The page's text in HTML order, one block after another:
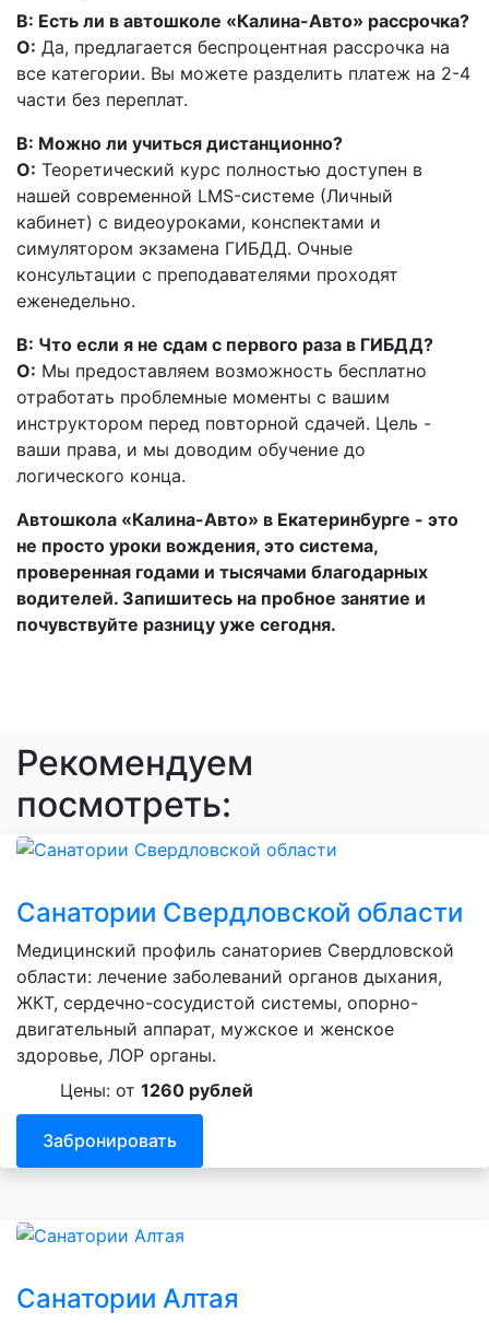
В: Есть ли в автошколе «Калина-Авто» рассрочка?
О: Да, предлагается беспроцентная рассрочка на
все категории. Вы можете разделить платеж на 2-4
части без переплат.
В: Можно ли учиться дистанционно?
О: Теоретический курс полностью доступен в
нашей современной LMS-системе (Личный
кабинет) с видеоуроками, конспектами и
симулятором экзамена ГИБДД. Очные
консультации с преподавателями проходят
еженедельно.
В: Что если я не сдам с первого раза в ГИБДД?
О: Мы предоставляем возможность бесплатно
отработать проблемные моменты с вашим
инструктором перед повторной сдачей. Цель -
ваши права, и мы доводим обучение до
логического конца.
Автошкола «Калина-Авто» в Екатеринбурге - это
не просто уроки вождения, это система,
проверенная годами и тысячами благодарных
водителей. Запишитесь на пробное занятие и
почувствуйте разницу уже сегодня.
Рекомендуем
посмотреть:
Санатории Свердловской области
Медицинский профиль санаториев Свердловской
области: лечение заболеваний органов дыхания,
ЖКТ, сердечно-сосудистой системы, опорно-
двигательный аппарат, мужское и женское
здоровье, ЛОР органы.
Цены: от 1260 рублей
Забронировать
Санатории Алтая